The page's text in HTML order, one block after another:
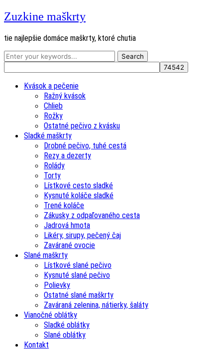
Zuzkine maškrty
tie najlepšie domáce maškrty, ktoré chutia
Kvások a pečenie
Ražný kvások
Chlieb
Rožky
Ostatné pečivo z kvásku
Sladké maškrty
Drobné pečivo, tuhé cestá
Rezy a dezerty
Rolády
Torty
Lístkové cesto sladké
Kysnuté koláče sladké
Trené koláče
Zákusky z odpaľovaného cesta
Jadrová hmota
Likéry, sirupy, pečený čaj
Zavárané ovocie
Slané maškrty
Lístkové slané pečivo
Kysnuté slané pečivo
Polievky
Ostatné slané maškrty
Zaváraná zelenina, nátierky, šaláty
Vianočné oblátky
Sladké oblátky
Slané oblátky
Kontakt